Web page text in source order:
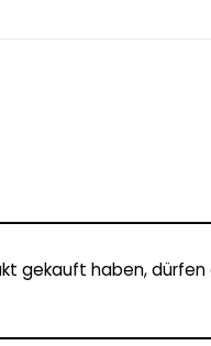
gekauft haben,